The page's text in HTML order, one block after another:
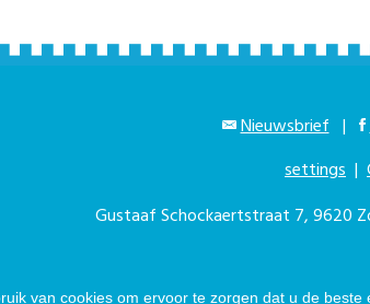
van cookies om ervoor te zorgen dat u de beste
Nieuwsbrief |
settings |
Gustaaf Schockaertstraat 7, 9620
Telefonisch bereikbaar elke